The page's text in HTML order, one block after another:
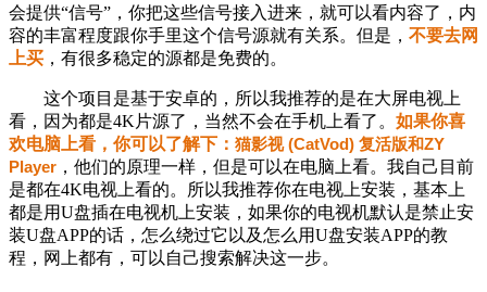
会提供“信号”，你把这些信号接入进来，就可以看内容了，内
容的丰富程度跟你手里这个信号源就有关系。但是， 不要去网
上买 ，有很多稳定的源都是免费的。
这个项目是基于安卓的，所以我推荐的是在大屏电视上
看，因为都是4K片源了，当然不会在手机上看了。 如果你喜
欢电脑上看，你可以了解下： 猫影视 (CatVod) 复活版和ZY
Player ，他们的原理一样，但是可以在电脑上看。我自己目前
是都在4K电视上看的。所以我推荐你在电视上安装，基本上
都是用U盘插在电视机上安装，如果你的电视机默认是禁止安
装U盘APP的话，怎么绕过它以及怎么用U盘安装APP的教
程，网上都有，可以自己搜索解决这一步。